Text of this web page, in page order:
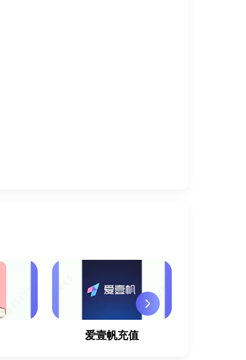
爱壹帆充值